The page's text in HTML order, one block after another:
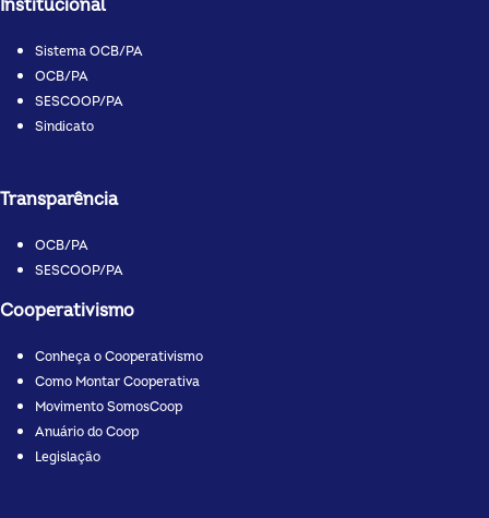
Institucional
Sistema OCB/PA
OCB/PA
SESCOOP/PA
Sindicato
Transparência
OCB/PA
SESCOOP/PA
Cooperativismo
Conheça o Cooperativismo
Como Montar Cooperativa
Movimento SomosCoop
Anuário do Coop
Legislação